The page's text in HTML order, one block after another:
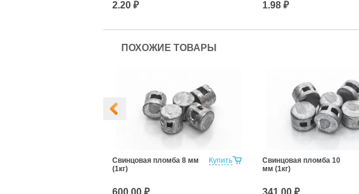
2.20 ₽ 1.98 ₽
ПОХОЖИЕ ТОВАРЫ
Купить
Свинцовая пломба 8 мм
(1кг)
600.00 ₽
Свинцовая пломба 10
мм (1кг)
341.00 ₽